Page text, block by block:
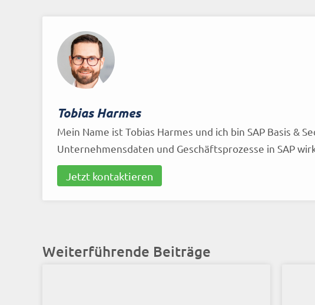
Tobias Harmes
Mein Name ist Tobias Harmes und ich bin SAP Basis &
Unternehmensdaten und Geschäftsprozesse in SAP
Jetzt kontaktieren
Weiterführende Beiträge